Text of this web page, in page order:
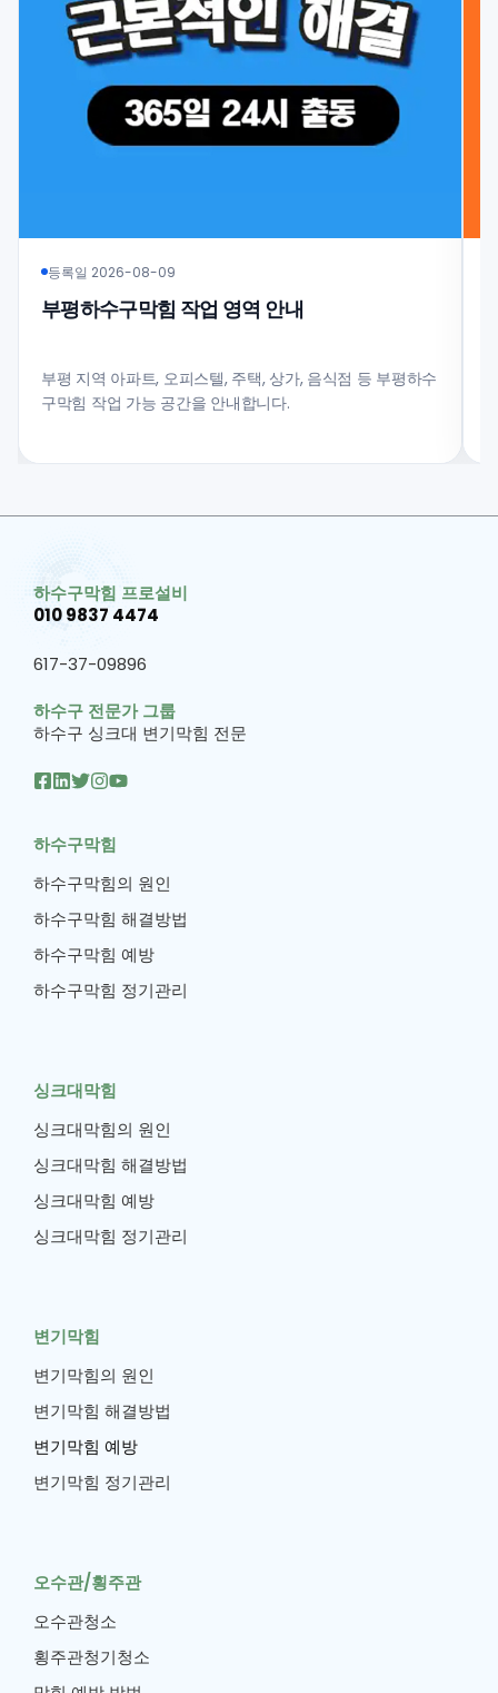
부평하수구막힘 작업 영역 안내
등록일 2026-08-09
부평 지역 아파트, 오피스텔, 주택, 상가, 음식점 등 부평하수
구막힘 작업 가능 공간을 안내합니다.
하수구막힘 프로설비
010 9837 4474
617-37-09896
하수구 전문가 그룹
하수구 싱크대 변기막힘 전문
하수구막힘
하수구막힘의 원인
하수구막힘 해결방법
하수구막힘 예방
하수구막힘 정기관리
싱크대막힘
싱크대막힘의 원인
싱크대막힘 해결방법
싱크대막힘 예방
싱크대막힘 정기관리
변기막힘
변기막힘의 원인
변기막힘 해결방법
변기막힘 예방
변기막힘 정기관리
오수관/횡주관
오수관청소
횡주관청기청소